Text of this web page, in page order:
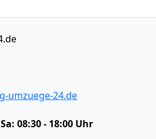
umzuege-24.de
08:30 - 18:00 Uhr